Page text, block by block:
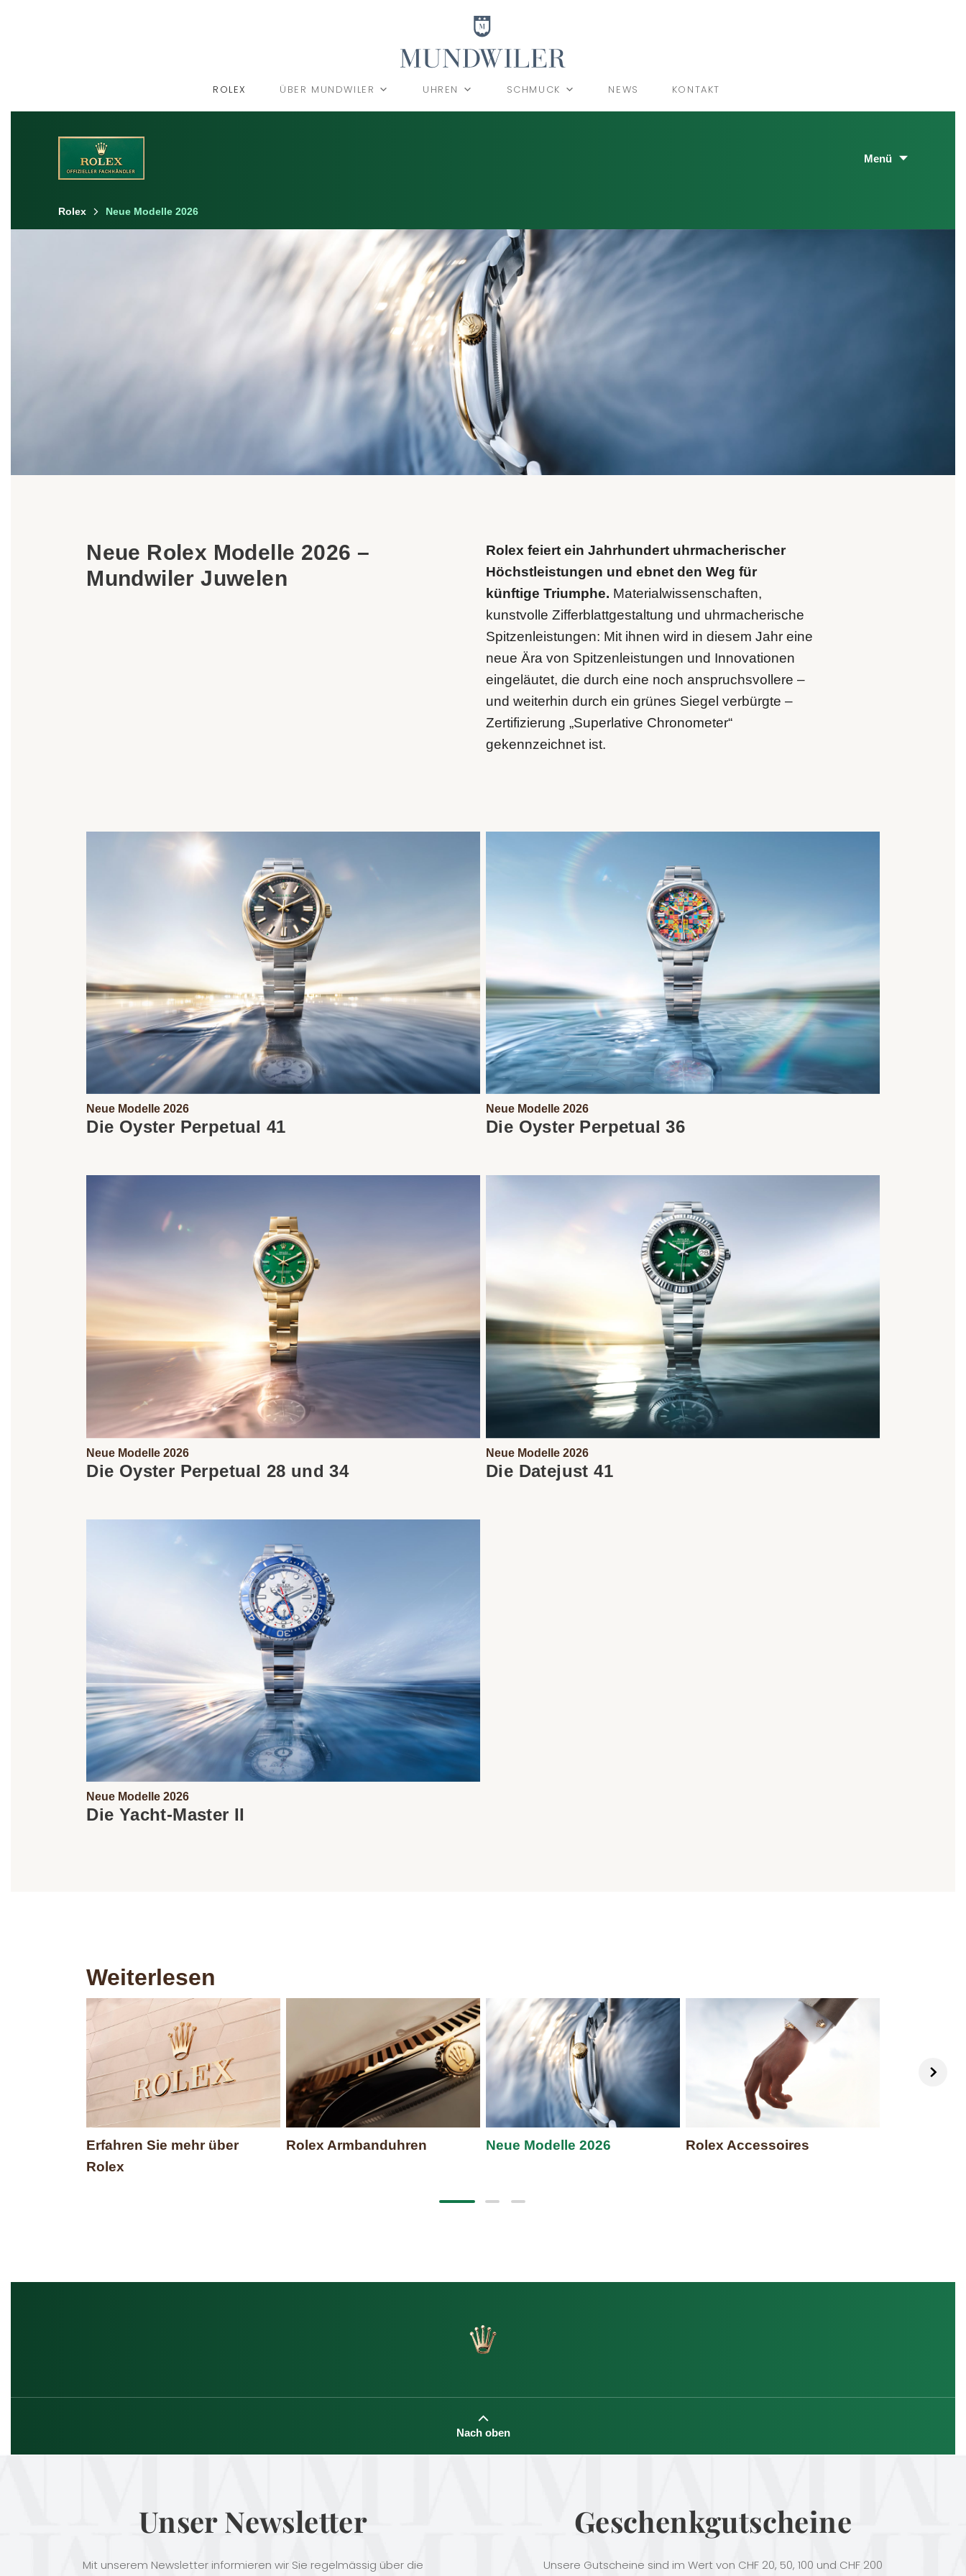
ROLEX ÜBER MUNDWILER UHREN SCHMUCK NEWS KONTAKT
Menü
Erfahren Sie mehr über Rolex
Rolex Uhrmacherkunst
Rolex bei Mundwiler Juwelen
Rolex Neue Modelle 2026
Neue Rolex Modelle 2026 –
Mundwiler Juwelen
Rolex feiert ein Jahrhundert uhrmacherischer
Höchstleistungen und ebnet den Weg für
künftige Triumphe. Materialwissenschaften,
kunstvolle Zifferblattgestaltung und uhrmacherische
Spitzenleistungen: Mit ihnen wird in diesem Jahr eine
neue Ära von Spitzenleistungen und Innovationen
eingeläutet, die durch eine noch anspruchsvollere –
und weiterhin durch ein grünes Siegel verbürgte –
Zertifizierung „Superlative Chronometer“
gekennzeichnet ist.
Neue Modelle 2026
Die Oyster Perpetual 41
Neue Modelle 2026
Die Oyster Perpetual 36
Neue Modelle 2026
Die Oyster Perpetual 28 und 34
Neue Modelle 2026
Die Datejust 41
Neue Modelle 2026
Die Yacht‑Master II
Weiterlesen
Erfahren Sie mehr über
Rolex
Rolex Armbanduhren Neue Modelle 2026 Rolex Accessoires
Nach oben
Unser Newsletter
Mit unserem Newsletter informieren wir Sie regelmässig über die
Geschenkgutscheine
Unsere Gutscheine sind im Wert von CHF 20, 50, 100 und CHF 200